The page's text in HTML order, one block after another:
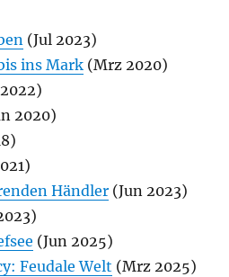
(Jul 2023)
ins Mark (Mrz 2020)
2020)
Händler (Jun 2023)
(Jun 2025)
Feudale Welt (Mrz 2025)